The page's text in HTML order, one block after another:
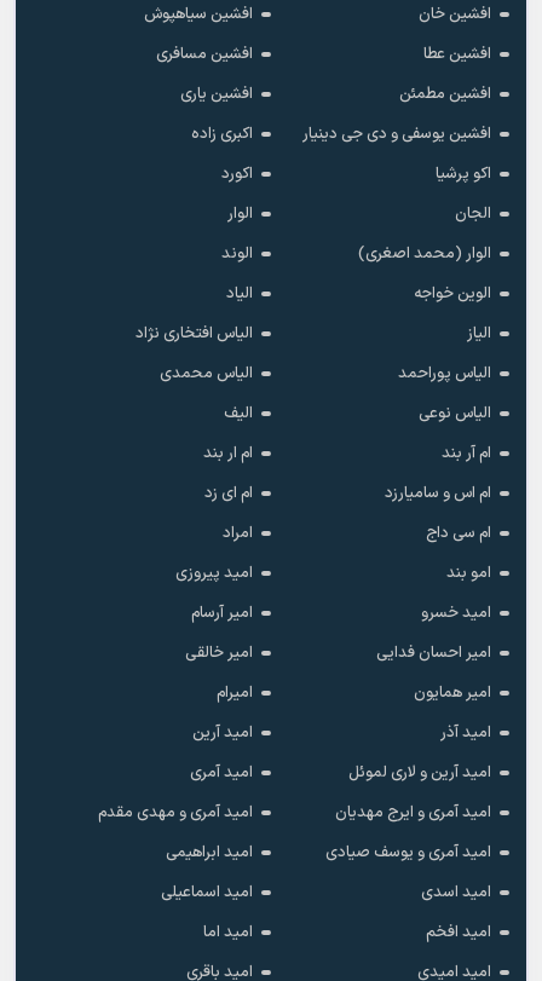
افشین خان
افشین سیاهپوش
افشین عطا
افشین مسافری
افشین مطمئن
افشین یاری
افشین یوسفی و دی جی دینیار
اکبری زاده
اکو پرشیا
اکورد
الجان
الوار
الوار (محمد اصغری)
الوند
الوین خواجه
الیاد
الیاز
الیاس افتخاری نژاد
الیاس پوراحمد
الیاس محمدی
الیاس نوعی
الیف
ام آر بند
ام ار بند
ام اس و سامیارزد
ام ای زد
ام سی داج
امراد
امو بند
امید پیروزی
امید خسرو
امیر آرسام
امیر احسان فدایی
امیر خالقى
امیر همایون
امیرام
امید آذر
امید آرین
امید آرین و لاری لموئل
امید آمری
امید آمری و ایرج مهدیان
امید آمری و مهدی مقدم
امید آمری و یوسف صیادی
امید ابراهیمی
امید اسدی
امید اسماعیلی
امید افخم
امید اما
امید امیدی
امید باقری